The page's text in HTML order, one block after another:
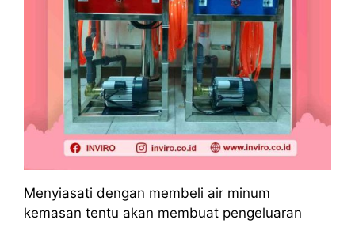
Menyiasati dengan membeli air minum
kemasan tentu akan membuat pengeluaran